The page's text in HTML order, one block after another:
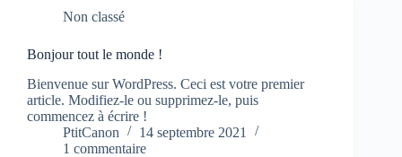
Non classé
Bonjour tout le monde !
Bienvenue sur WordPress. Ceci est votre premier
article. Modifiez-le ou supprimez-le, puis
commencez à écrire !
PtitCanon
14 septembre 2021
1 commentaire